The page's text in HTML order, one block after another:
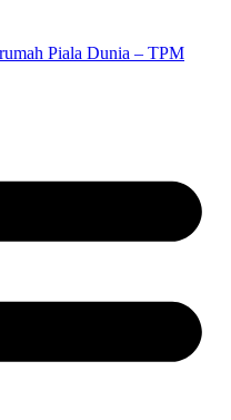
Piala Dunia – TPM